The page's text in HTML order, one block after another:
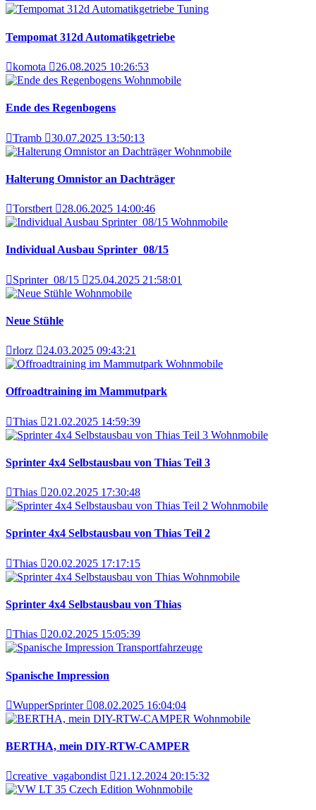
Tuning
Tempomat 312d Automatikgetriebe
komota
26.08.2025 10:26:53
Wohnmobile
Ende des Regenbogens
Tramb
30.07.2025 13:50:13
Wohnmobile
Halterung Omnistor an Dachträger
Torstbert
28.06.2025 14:00:46
Wohnmobile
Individual Ausbau Sprinter_08/15
Sprinter_08/15
25.04.2025 21:58:01
Wohnmobile
Neue Stühle
rlorz
24.03.2025 09:43:21
Wohnmobile
Offroadtraining im Mammutpark
Thias
21.02.2025 14:59:39
Wohnmobile
Sprinter 4x4 Selbstausbau von Thias Teil 3
Thias
20.02.2025 17:30:48
Wohnmobile
Sprinter 4x4 Selbstausbau von Thias Teil 2
Thias
20.02.2025 17:17:15
Wohnmobile
Sprinter 4x4 Selbstausbau von Thias
Thias
20.02.2025 15:05:39
Transportfahrzeuge
Spanische Impression
WupperSprinter
08.02.2025 16:04:04
Wohnmobile
BERTHA, mein DIY-RTW-CAMPER
creative_vagabondist
21.12.2024 20:15:32
Wohnmobile